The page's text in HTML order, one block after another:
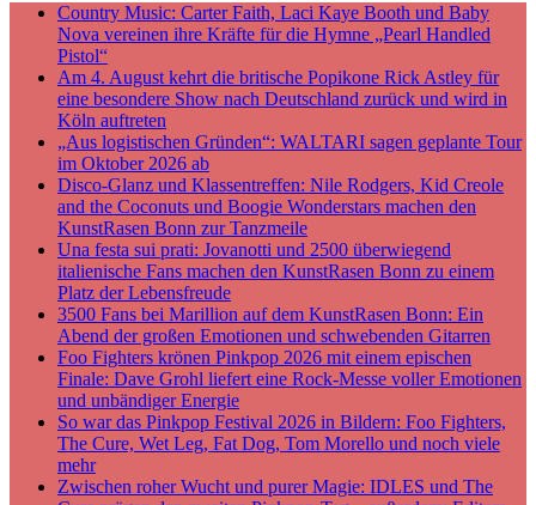
Country Music: Carter Faith, Laci Kaye Booth und Baby
Nova vereinen ihre Kräfte für die Hymne „Pearl Handled
Pistol“
Am 4. August kehrt die britische Popikone Rick Astley für
eine besondere Show nach Deutschland zurück und wird in
Köln auftreten
„Aus logistischen Gründen“: WALTARI sagen geplante Tour
im Oktober 2026 ab
Disco-Glanz und Klassentreffen: Nile Rodgers, Kid Creole
and the Coconuts und Boogie Wonderstars machen den
KunstRasen Bonn zur Tanzmeile
Una festa sui prati: Jovanotti und 2500 überwiegend
italienische Fans machen den KunstRasen Bonn zu einem
Platz der Lebensfreude
3500 Fans bei Marillion auf dem KunstRasen Bonn: Ein
Abend der großen Emotionen und schwebenden Gitarren
Foo Fighters krönen Pinkpop 2026 mit einem epischen
Finale: Dave Grohl liefert eine Rock-Messe voller Emotionen
und unbändiger Energie
So war das Pinkpop Festival 2026 in Bildern: Foo Fighters,
The Cure, Wet Leg, Fat Dog, Tom Morello und noch viele
mehr
Zwischen roher Wucht und purer Magie: IDLES und The